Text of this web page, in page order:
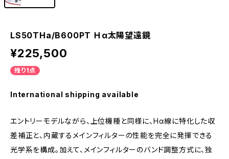
LS50THa/B600PT Ｈα太陽望遠鏡
¥225,500
残り1点
International shipping available
エントリーモデルながら、上位機種と同様に、Hα線に特化した収
差補正と、内蔵するメインフィルターの性能を完全に発揮できる
光学系を構成。加えて、メインフィルターのバンド調整方式に、独